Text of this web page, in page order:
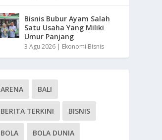
Bisnis Bubur Ayam Salah
Satu Usaha Yang Miliki
Umur Panjang
3 Agu 2026 | Ekonomi Bisnis
ARENA BALI
BERITA TERKINI BISNIS
BOLA BOLA DUNIA